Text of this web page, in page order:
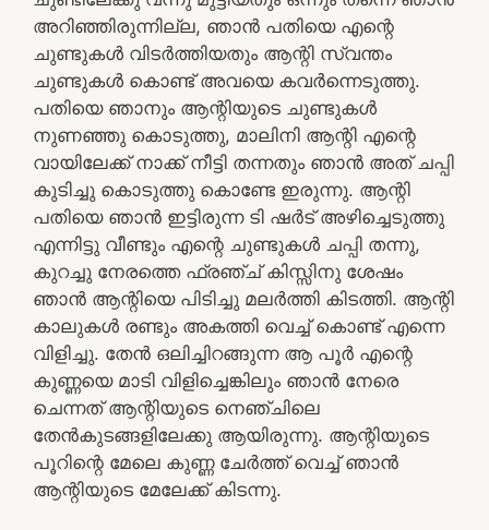
അറിഞ്ഞിരുന്നില്ല, ഞാൻ പതിയെ എന്റെ
ചുണ്ടുകൾ വിടർത്തിയതും ആന്റി സ്വന്തം
ചുണ്ടുകൾ കൊണ്ട് അവയെ കവർന്നെടുത്തു.
പതിയെ ഞാനും ആന്റിയുടെ ചുണ്ടുകൾ
നുണഞ്ഞു കൊടുത്തു, മാലിനി ആന്റി എന്റെ
വായിലേക്ക് നാക്ക് നീട്ടി തന്നതും ഞാൻ അത് ചപ്പി
കുടിച്ചു കൊടുത്തു കൊണ്ടേ ഇരുന്നു. ആന്റി
പതിയെ ഞാൻ ഇട്ടിരുന്ന ടി ഷർട് അഴിച്ചെടുത്തു
എന്നിട്ടു വീണ്ടും എന്റെ ചുണ്ടുകൾ ചപ്പി തന്നു,
കുറച്ചു നേരത്തെ ഫ്രഞ്ച് കിസ്സിനു ശേഷം
ഞാൻ ആന്റിയെ പിടിച്ചു മലർത്തി കിടത്തി. ആന്റി
കാലുകൾ രണ്ടും അകത്തി വെച്ച് കൊണ്ട് എന്നെ
വിളിച്ചു. തേൻ ഒലിച്ചിറങ്ങുന്ന ആ പൂർ എന്റെ
കുണ്ണയെ മാടി വിളിച്ചെങ്കിലും ഞാൻ നേരെ
ചെന്നത് ആന്റിയുടെ നെഞ്ചിലെ
തേൻകുടങ്ങളിലേക്കു ആയിരുന്നു. ആന്റിയുടെ
പൂറിന്റെ മേലെ കുണ്ണ ചേർത്ത് വെച്ച് ഞാൻ
ആന്റിയുടെ മേലേക്ക് കിടന്നു.